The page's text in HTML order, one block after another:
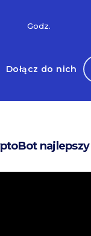
Godz.
Dołącz do nich